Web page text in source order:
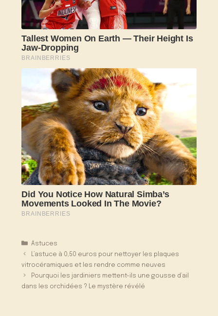
Catégories
Astuces
L’astuce à 0,50 euros pour nettoyer les plaques
vitrocéramiques et les rendre comme neuves
Pourquoi les jardiniers mettent-ils une gousse d’ail
dans les orchidées ? Le mystère révélé